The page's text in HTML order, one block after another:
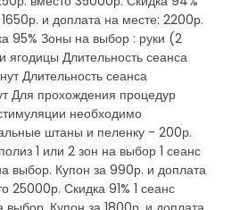
и доплата на месте: 2200р.
95% Зоны на выбор : руки (2
ягодицы Длительность сеанса
Длительность сеанса
Для прохождения процедур
необходимо
штаны и пеленку - 200р.
1 или 2 зон на выбор 1 сеанс
выбор. Купон за 990р. и доплата
25000р. Скидка 91% 1 сеанс